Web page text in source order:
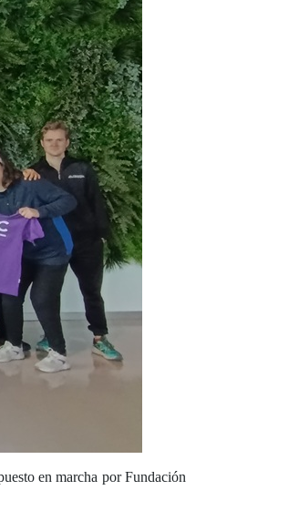
en marcha por Fundación